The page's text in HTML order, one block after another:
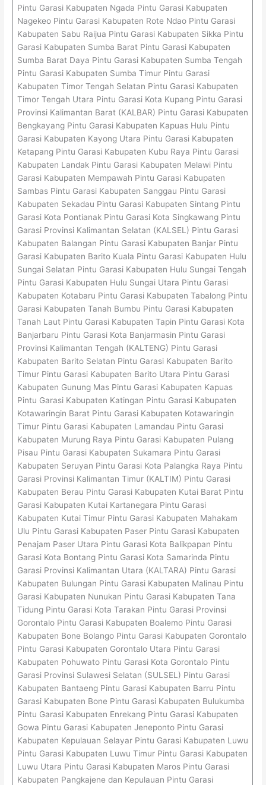
Pintu Garasi Kabupaten Ngada Pintu Garasi Kabupaten
Nagekeo Pintu Garasi Kabupaten Rote Ndao Pintu Garasi
Kabupaten Sabu Raijua Pintu Garasi Kabupaten Sikka Pintu
Garasi Kabupaten Sumba Barat Pintu Garasi Kabupaten
Sumba Barat Daya Pintu Garasi Kabupaten Sumba Tengah
Pintu Garasi Kabupaten Sumba Timur Pintu Garasi
Kabupaten Timor Tengah Selatan Pintu Garasi Kabupaten
Timor Tengah Utara Pintu Garasi Kota Kupang Pintu Garasi
Provinsi Kalimantan Barat (KALBAR) Pintu Garasi Kabupaten
Bengkayang Pintu Garasi Kabupaten Kapuas Hulu Pintu
Garasi Kabupaten Kayong Utara Pintu Garasi Kabupaten
Ketapang Pintu Garasi Kabupaten Kubu Raya Pintu Garasi
Kabupaten Landak Pintu Garasi Kabupaten Melawi Pintu
Garasi Kabupaten Mempawah Pintu Garasi Kabupaten
Sambas Pintu Garasi Kabupaten Sanggau Pintu Garasi
Kabupaten Sekadau Pintu Garasi Kabupaten Sintang Pintu
Garasi Kota Pontianak Pintu Garasi Kota Singkawang Pintu
Garasi Provinsi Kalimantan Selatan (KALSEL) Pintu Garasi
Kabupaten Balangan Pintu Garasi Kabupaten Banjar Pintu
Garasi Kabupaten Barito Kuala Pintu Garasi Kabupaten Hulu
Sungai Selatan Pintu Garasi Kabupaten Hulu Sungai Tengah
Pintu Garasi Kabupaten Hulu Sungai Utara Pintu Garasi
Kabupaten Kotabaru Pintu Garasi Kabupaten Tabalong Pintu
Garasi Kabupaten Tanah Bumbu Pintu Garasi Kabupaten
Tanah Laut Pintu Garasi Kabupaten Tapin Pintu Garasi Kota
Banjarbaru Pintu Garasi Kota Banjarmasin Pintu Garasi
Provinsi Kalimantan Tengah (KALTENG) Pintu Garasi
Kabupaten Barito Selatan Pintu Garasi Kabupaten Barito
Timur Pintu Garasi Kabupaten Barito Utara Pintu Garasi
Kabupaten Gunung Mas Pintu Garasi Kabupaten Kapuas
Pintu Garasi Kabupaten Katingan Pintu Garasi Kabupaten
Kotawaringin Barat Pintu Garasi Kabupaten Kotawaringin
Timur Pintu Garasi Kabupaten Lamandau Pintu Garasi
Kabupaten Murung Raya Pintu Garasi Kabupaten Pulang
Pisau Pintu Garasi Kabupaten Sukamara Pintu Garasi
Kabupaten Seruyan Pintu Garasi Kota Palangka Raya Pintu
Garasi Provinsi Kalimantan Timur (KALTIM) Pintu Garasi
Kabupaten Berau Pintu Garasi Kabupaten Kutai Barat Pintu
Garasi Kabupaten Kutai Kartanegara Pintu Garasi
Kabupaten Kutai Timur Pintu Garasi Kabupaten Mahakam
Ulu Pintu Garasi Kabupaten Paser Pintu Garasi Kabupaten
Penajam Paser Utara Pintu Garasi Kota Balikpapan Pintu
Garasi Kota Bontang Pintu Garasi Kota Samarinda Pintu
Garasi Provinsi Kalimantan Utara (KALTARA) Pintu Garasi
Kabupaten Bulungan Pintu Garasi Kabupaten Malinau Pintu
Garasi Kabupaten Nunukan Pintu Garasi Kabupaten Tana
Tidung Pintu Garasi Kota Tarakan Pintu Garasi Provinsi
Gorontalo Pintu Garasi Kabupaten Boalemo Pintu Garasi
Kabupaten Bone Bolango Pintu Garasi Kabupaten Gorontalo
Pintu Garasi Kabupaten Gorontalo Utara Pintu Garasi
Kabupaten Pohuwato Pintu Garasi Kota Gorontalo Pintu
Garasi Provinsi Sulawesi Selatan (SULSEL) Pintu Garasi
Kabupaten Bantaeng Pintu Garasi Kabupaten Barru Pintu
Garasi Kabupaten Bone Pintu Garasi Kabupaten Bulukumba
Pintu Garasi Kabupaten Enrekang Pintu Garasi Kabupaten
Gowa Pintu Garasi Kabupaten Jeneponto Pintu Garasi
Kabupaten Kepulauan Selayar Pintu Garasi Kabupaten Luwu
Pintu Garasi Kabupaten Luwu Timur Pintu Garasi Kabupaten
Luwu Utara Pintu Garasi Kabupaten Maros Pintu Garasi
Kabupaten Pangkajene dan Kepulauan Pintu Garasi